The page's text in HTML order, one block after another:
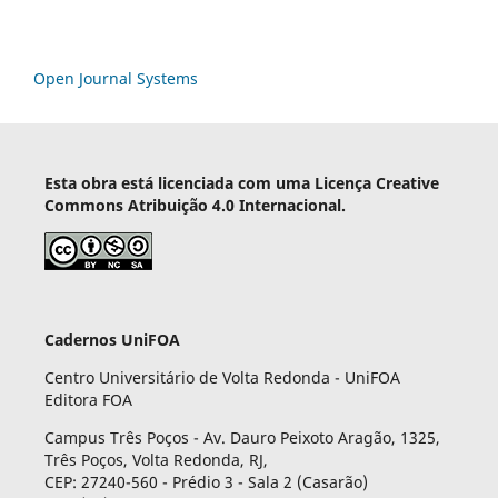
Open Journal Systems
Esta obra está licenciada com uma Licença Creative
Commons Atribuição 4.0 Internacional.
Cadernos UniFOA
Centro Universitário de Volta Redonda - UniFOA
Editora FOA
Campus Três Poços - Av. Dauro Peixoto Aragão, 1325,
Três Poços, Volta Redonda, RJ,
CEP: 27240-560 - Prédio 3 - Sala 2 (Casarão)